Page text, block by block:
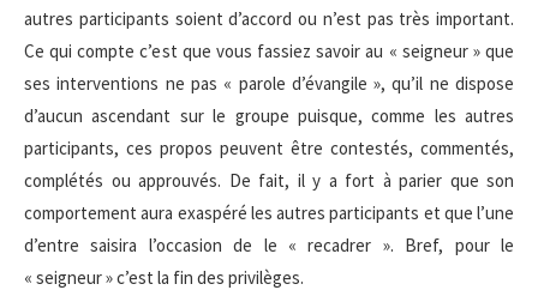
autres participants soient d’accord ou n’est pas très important.
Ce qui compte c’est que vous fassiez savoir au « seigneur » que
ses interventions ne pas « parole d’évangile », qu’il ne dispose
d’aucun ascendant sur le groupe puisque, comme les autres
participants, ces propos peuvent être contestés, commentés,
complétés ou approuvés. De fait, il y a fort à parier que son
comportement aura exaspéré les autres participants et que l’une
d’entre saisira l’occasion de le « recadrer ». Bref, pour le
« seigneur » c’est la fin des privilèges.